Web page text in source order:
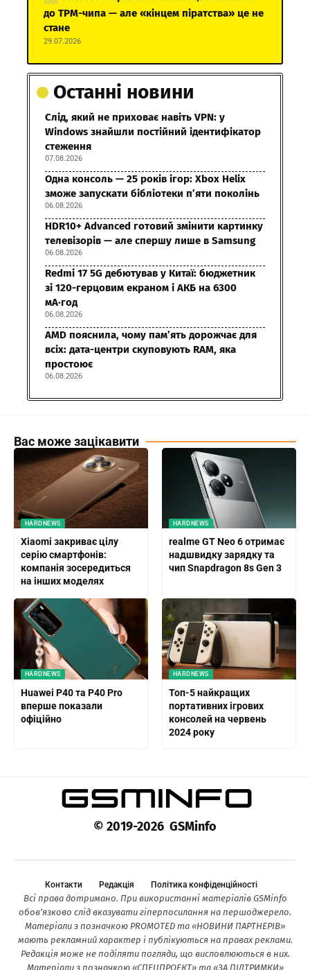
до TPM-чипа — але «кінцем піратства» це не
стане
29.07.2026
Останні новини
Слід, який не приховає навіть VPN: у
Windows знайшли постійний ідентифікатор
стеження
07.08.2026
Одна консоль — 25 років ігор: Xbox Helix
зможе запускати бібліотеки п’яти поколінь
06.08.2026
HDR10+ Advanced готовий змінити картинку
телевізорів — але спершу лише в Samsung
06.08.2026
Redmi 17 5G дебютував у Китаї: бюджетник
зі 120-герцовим екраном і АКБ на 6300
мА·год
06.08.2026
AMD пояснила, чому пам’ять дорожчає для
всіх: дата-центри скуповують RAM, яка
простоює
06.08.2026
Вас може зацікавити
HARDNEWS
Xiaomi закриває цілу
серію смартфонів:
компанія зосередиться
на інших моделях
HARDNEWS
realme GT Neo 6 отримає
надшвидку зарядку та
чип Snapdragon 8s Gen 3
HARDNEWS
Huawei P40 та P40 Pro
вперше показали
офіційно
HARDNEWS
Топ-5 найкращих
портативних ігрових
консолей на червень
2024 року
© 2019-2026 GSMinfo
Контакти Редакція Політика конфіденційності
Всі права дотримано. При використанні матеріалів GSMinfo
обов’язково слід вказувати гіперпосилання на першоджерело.
Матеріали з позначкою PROMOTED та «НОВИНИ ПАРТНЕРІВ»
мають рекламний характер і публікуються на правах реклами.
Редакція може не поділяти погляди, що висловлюються в них.
Матеріали з позначкою «СПЕЦПРОЕКТ» та «ЗА ПІДТРИМКИ»